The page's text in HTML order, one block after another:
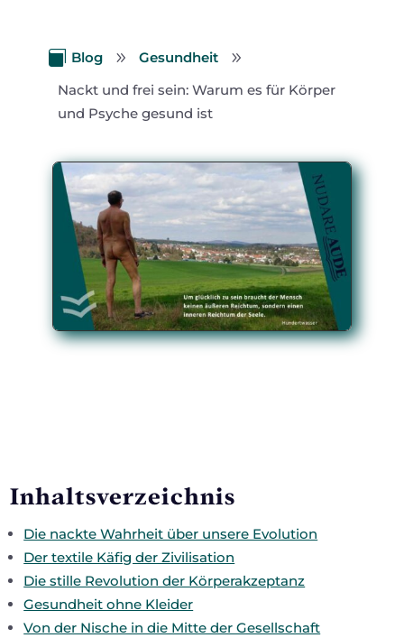
 Blog 9 Gesundheit 9
Nackt und frei sein: Warum es für Körper
und Psyche gesund ist
Inhaltsverzeichnis
Die nackte Wahrheit über unsere Evolution
Der textile Käfig der Zivilisation
Die stille Revolution der Körperakzeptanz
Gesundheit ohne Kleider
Von der Nische in die Mitte der Gesellschaft